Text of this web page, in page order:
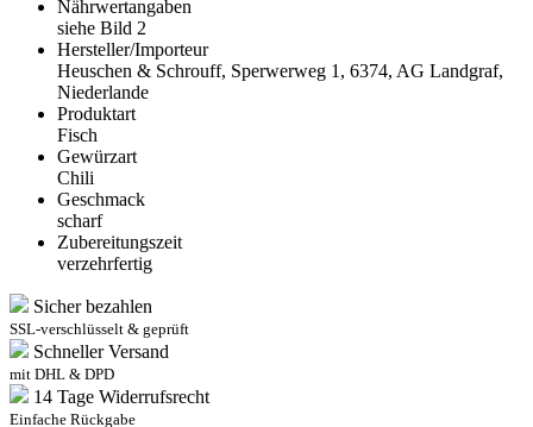
Nährwertangaben
siehe Bild 2
Hersteller/Importeur
Heuschen & Schrouff, Sperwerweg 1, 6374, AG Landgraf,
Niederlande
Produktart
Fisch
Gewürzart
Chili
Geschmack
scharf
Zubereitungszeit
verzehrfertig
Sicher bezahlen
SSL-verschlüsselt & geprüft
Schneller Versand
mit DHL & DPD
14 Tage Widerrufsrecht
Einfache Rückgabe